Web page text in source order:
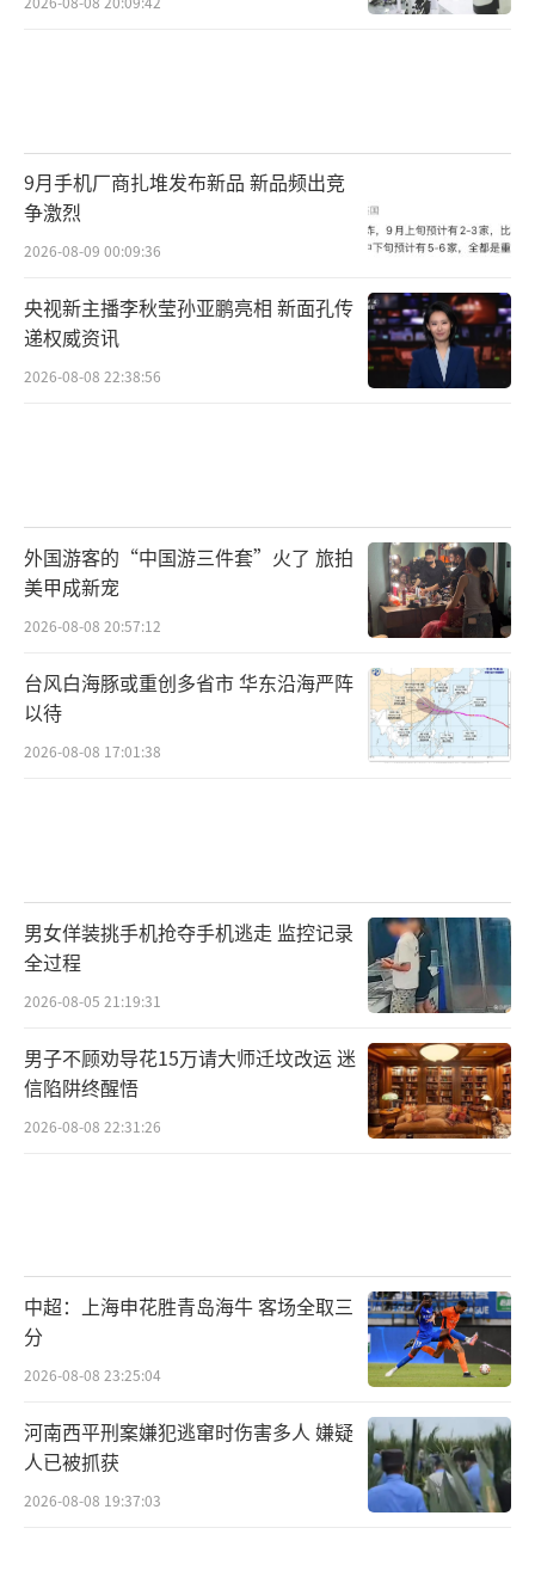
9月手机厂商扎堆发布新品 新品频出竞
争激烈
2026-08-09 00:09:36
央视新主播李秋莹孙亚鹏亮相 新面孔传
递权威资讯
2026-08-08 22:38:56
外国游客的“中国游三件套”火了 旅拍
美甲成新宠
2026-08-08 20:57:12
台风白海豚或重创多省市 华东沿海严阵
以待
2026-08-08 17:01:38
男女佯装挑手机抢夺手机逃走 监控记录
全过程
2026-08-05 21:19:31
男子不顾劝导花15万请大师迁坟改运 迷
信陷阱终醒悟
2026-08-08 22:31:26
中超：上海申花胜青岛海牛 客场全取三
分
2026-08-08 23:25:04
河南西平刑案嫌犯逃窜时伤害多人 嫌疑
人已被抓获
2026-08-08 19:37:03